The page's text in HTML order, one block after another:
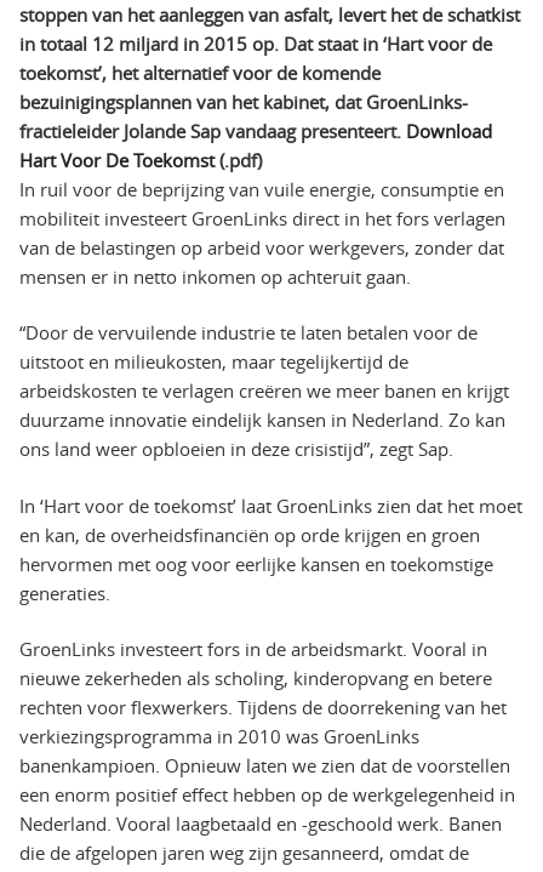
stoppen van het aanleggen van asfalt, levert het de schatkist
in totaal 12 miljard in 2015 op. Dat staat in ‘Hart voor de
toekomst’, het alternatief voor de komende
bezuinigingsplannen van het kabinet, dat GroenLinks-
fractieleider Jolande Sap vandaag presenteert. Download
Hart Voor De Toekomst(.pdf)
In ruil voor de beprijzing van vuile energie, consumptie en
mobiliteit investeert GroenLinks direct in het fors verlagen
van de belastingen op arbeid voor werkgevers, zonder dat
mensen er in netto inkomen op achteruit gaan.
“Door de vervuilende industrie te laten betalen voor de
uitstoot en milieukosten, maar tegelijkertijd de
arbeidskosten te verlagen creëren we meer banen en krijgt
duurzame innovatie eindelijk kansen in Nederland. Zo kan
ons land weer opbloeien in deze crisistijd”, zegt Sap.
In ‘Hart voor de toekomst’ laat GroenLinks zien dat het moet
en kan, de overheidsfinanciën op orde krijgen en groen
hervormen met oog voor eerlijke kansen en toekomstige
generaties.
GroenLinks investeert fors in de arbeidsmarkt. Vooral in
nieuwe zekerheden als scholing, kinderopvang en betere
rechten voor flexwerkers. Tijdens de doorrekening van het
verkiezingsprogramma in 2010 was GroenLinks
banenkampioen. Opnieuw laten we zien dat de voorstellen
een enorm positief effect hebben op de werkgelegenheid in
Nederland. Vooral laagbetaald en -geschoold werk. Banen
die de afgelopen jaren weg zijn gesanneerd, omdat de